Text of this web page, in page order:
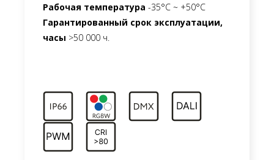
Рабочая температура -35°C ~ +50°C
Гарантированный срок эксплуатации,
часы >50 000 ч.